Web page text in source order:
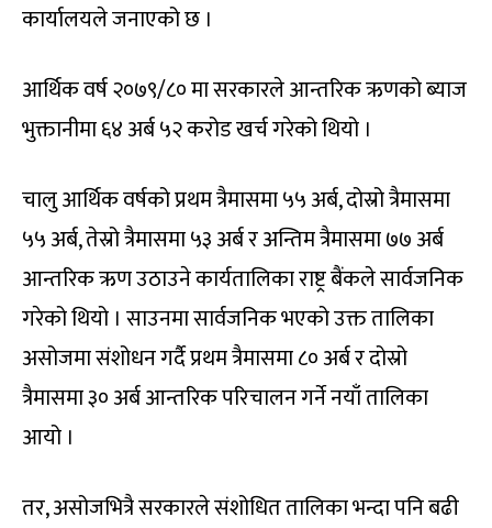
कार्यालयले जनाएको छ ।
आर्थिक वर्ष २०७९/८० मा सरकारले आन्तरिक ऋणको ब्याज
भुक्तानीमा ६४ अर्ब ५२ करोड खर्च गरेको थियो ।
चालु आर्थिक वर्षको प्रथम त्रैमासमा ५५ अर्ब, दोस्रो त्रैमासमा
५५ अर्ब, तेस्रो त्रैमासमा ५३ अर्ब र अन्तिम त्रैमासमा ७७ अर्ब
आन्तरिक ऋण उठाउने कार्यतालिका राष्ट्र बैंकले सार्वजनिक
गरेको थियो । साउनमा सार्वजनिक भएको उक्त तालिका
असोजमा संशोधन गर्दै प्रथम त्रैमासमा ८० अर्ब र दोस्रो
त्रैमासमा ३० अर्ब आन्तरिक परिचालन गर्ने नयाँ तालिका
आयो ।
तर, असोजभित्रै सरकारले संशोधित तालिका भन्दा पनि बढी